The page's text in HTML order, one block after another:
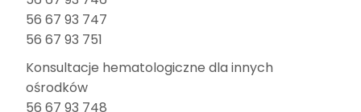
56 67 93 747
56 67 93 751
Konsultacje hematologiczne dla innych
ośrodków
56 67 93 748